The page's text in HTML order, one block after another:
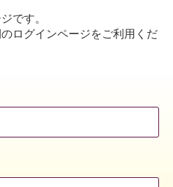
です。
ログインページをご利用くだ